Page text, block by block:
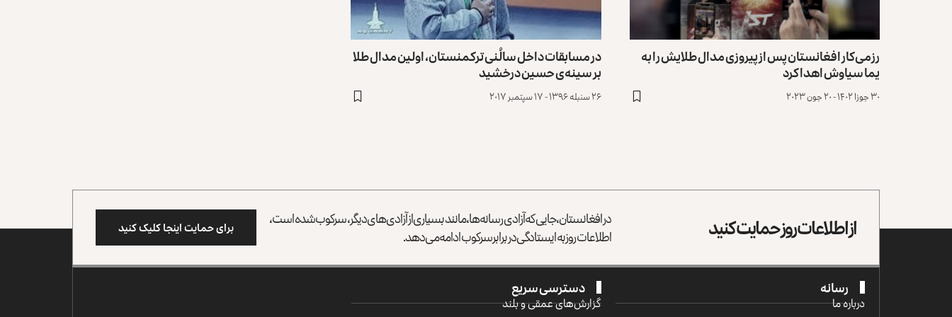
رزمی‌کار افغانستان پس از پیروزی مدال طلایش را به
یما سیاوش اهدا کرد
۳۰ جوزا ۱۴۰۲ - ۲۰ جون ۲۰۲۳
در مسابقات داخل سالُنی ترکمنستان، اولین مدال طلا
بر سینه‌ی حسین درخشید
۲۶ سنبله ۱۳۹۶ - ۱۷ سپتمبر ۲۰۱۷
از اطلاعات روز حمایت کنید در افغانستان، جایی که آزادی رسانه‌ها، مانند بسیاری از آزادی‌های دیگر، سرکوب شده است،
اطلاعات روز به ایستادگی در برابر سرکوب ادامه می‌دهد. برای حمایت اینجا کلیک کنید
رسانه
درباره ما
دسترسی سریع
گزارش‌‌های عمقی و بلند